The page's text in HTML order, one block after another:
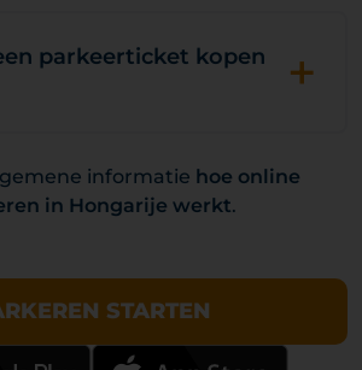
parkeerticket kopen
+
informatie hoe online
in Hongarije werkt.
STARTEN